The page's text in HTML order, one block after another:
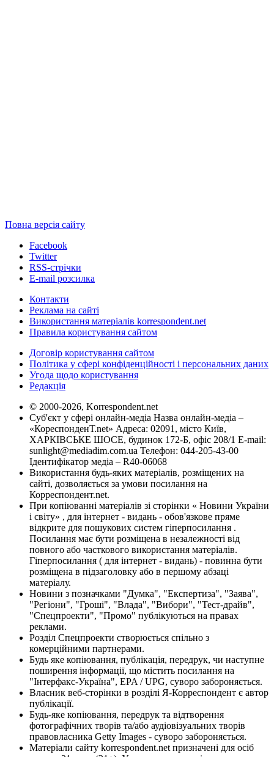
Повна версія сайту
Facebook
Twitter
RSS-стрічки
E-mail розсилка
Контакти
Реклама на сайті
Використання матеріалів korrespondent.net
Правила користування сайтом
Договір користування сайтом
Політика у сфері конфіденційності і персональних даних
Угода щодо користування
Редакція
© 2000-2026, Korrespondent.net
Суб'єкт у сфері онлайн-медіа Назва онлайн-медіа –
«КореспонденТ.net» Адреса: 02091, місто Київ,
ХАРКІВСЬКЕ ШОСЕ, будинок 172-Б, офіс 208/1 E-mail:
sunlight@mediadim.com.ua Телефон: 044-205-43-00
Ідентифікатор медіа – R40-06068
Використання будь-яких матеріалів, розміщених на
сайті, дозволяється за умови посилання на
Корреспондент.net.
При копіюванні матеріалів зі сторінки « Новини України
і світу» , для інтернет - видань - обов'язкове пряме
відкрите для пошукових систем гіперпосилання .
Посилання має бути розміщена в незалежності від
повного або часткового використання матеріалів.
Гіперпосилання ( для інтернет - видань) - повинна бути
розміщена в підзаголовку або в першому абзаці
матеріалу.
Новини з позначками "Думка", "Експертиза", "Заява",
"Регіони", "Гроші", "Влада", "Вибори", "Тест-драйв",
"Спецпроекти", "Промо" публікуються на правах
реклами.
Розділ Спецпроекти створюється спільно з
комерційними партнерами.
Будь яке копіювання, публікація, передрук, чи наступне
поширення інформації, що містить посилання на
"Інтерфакс-Україна", EPA / UPG, суворо забороняється.
Власник веб-сторінки в розділі Я-Корреспондент є автор
публікації.
Будь-яке копіювання, передрук та відтворення
фотографічних творів та/або аудіовізуальних творів
правовласника Getty Images - суворо забороняється.
Матеріали сайту korrespondent.net призначені для осіб